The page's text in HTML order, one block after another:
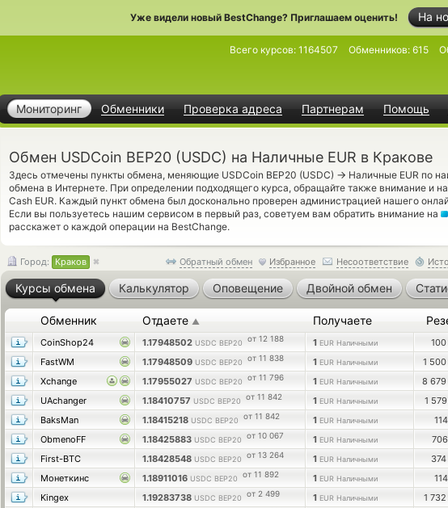
На
Уже видели новый BestChange? Приглашаем оценить!
Мониторинг Обменники Проверка адреса Партнерам Помощь
Всего курсов: 1164507 Обменников: 615
Обмен USDCoin BEP20 (USDC) на Наличные EUR в Кракове
Здесь отмечены пункты обмена, меняющие USDCoin BEP20 (USDC) → Наличные EUR по
обмена в Интернете. При определении подходящего курса, обращайте также внимание и
Cash EUR. Каждый пункт обмена был досконально проверен администрацией нашего
Если вы пользуетесь нашим сервисом в первый раз, советуем вам обратить внимание на
расскажет о каждой операции на BestChange.
Обратный обмен Избранное Несоответствие
Город: Краков
Курсы обмена Калькулятор Оповещение Двойной обмен
Обменник Отдаете ▲ Получаете
CoinShop24 1.17948502 USDC BEP20 от 12 188 1 EUR Наличными
FastWM
1.17948509 USDC BEP20 от 11 838 1 EUR Наличными 1
Xchange
1.17955027 USDC BEP20 от 11 796 1 EUR Наличными 8
UAchanger
1.18410757 USDC BEP20 от 11 842 1 EUR Наличными 1
BaksMan
1.18415218 USDC BEP20 от 11 842 1 EUR Наличными
ObmenoFF
1.18425883 USDC BEP20 от 10 067 1 EUR Наличными
First-BTC
1.18428548 USDC BEP20 от 13 264 1 EUR Наличными
Монеткинс
1.18911016 USDC BEP20 от 11 892 1 EUR Наличными
Kingex
1.19283738 USDC BEP20 от 2 499 1 EUR Наличными 1